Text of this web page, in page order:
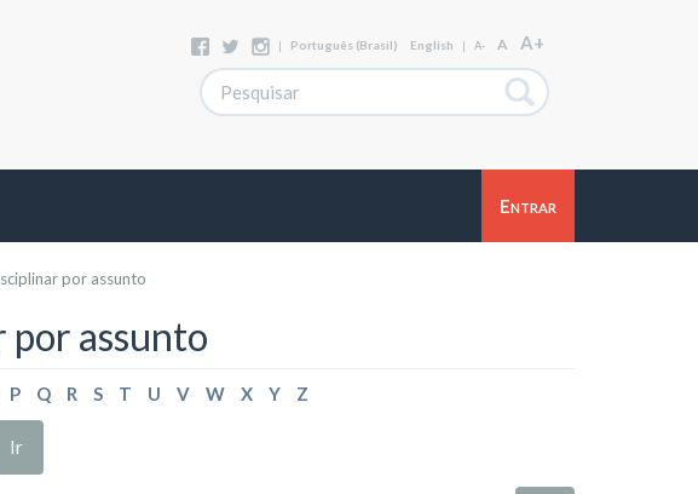
| Português (Brasil) English | A- A A+
Entrar
por assunto
assunto
P Q R S T U V W X Y Z
Ir